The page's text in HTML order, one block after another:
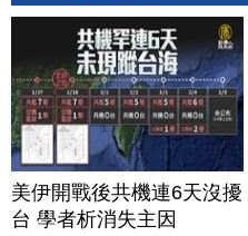
美伊開戰後共機連6天沒擾
台 學者析消失主因